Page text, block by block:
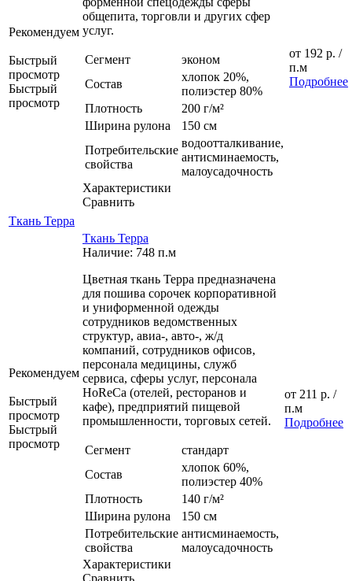
Рекомендуем
Быстрый
просмотр
Быстрый
просмотр
общепита, торговли и других сфер
услуг.
Сегмент
эконом
Состав
хлопок 20%,
полиэстер 80%
Плотность
200 г/м²
Ширина рулона
150 см
Потребительские
свойства
водоотталкивание,
антисминаемость,
малоусадочность
Характеристики
Сравнить
от 192 р. /
п.м
Подробнее
Ткань Терра
Рекомендуем
Быстрый
просмотр
Быстрый
просмотр
Ткань Терра
Наличие: 748 п.м
Цветная ткань Терра предназначена
для пошива сорочек корпоративной
и униформенной одежды
сотрудников ведомственных
структур, авиа-, авто-, ж/д
компаний, сотрудников офисов,
персонала медицины, служб
сервиса, сферы услуг, персонала
HoReCa (отелей, ресторанов и
кафе), предприятий пищевой
промышленности, торговых сетей.
Сегмент
стандарт
Состав
хлопок 60%,
полиэстер 40%
Плотность
140 г/м²
Ширина рулона
150 см
Потребительские
свойства
антисминаемость,
малоусадочность
Характеристики
Сравнить
от 211 р. /
п.м
Подробнее